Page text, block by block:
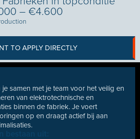
– €4.600
TO APPLY DIRECTLY
samen met je team voor het veilig en
van elektrotechnische en
binnen de fabriek. Je voert
op en draagt actief bij aan